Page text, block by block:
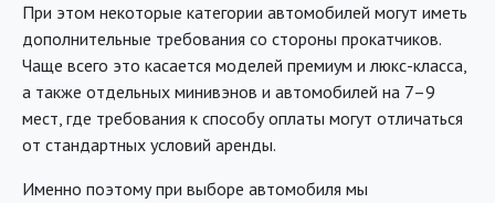
При этом некоторые категории автомобилей могут иметь
дополнительные требования со стороны прокатчиков.
Чаще всего это касается моделей премиум и люкс-класса,
а также отдельных минивэнов и автомобилей на 7–9
мест, где требования к способу оплаты могут отличаться
от стандартных условий аренды.
Именно поэтому при выборе автомобиля мы